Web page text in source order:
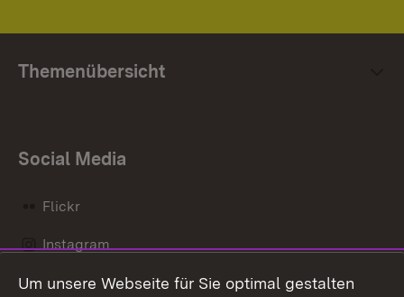
Themenübersicht
Social Media
Flickr
Instagram
Social Wall
Um unsere Webseite für Sie optimal gestalten